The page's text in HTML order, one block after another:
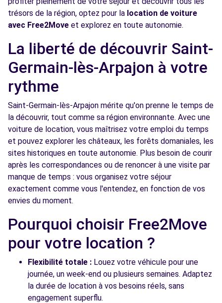
Voir l'agence
Free2move Rent - GARAGE DU CHATEAU -
SAINTE GENEVIEVE (O)
7.1
km
4 avenue du Bout du Plessis - ZAC de la Croix Blanche
SAINTE GENEVIEVE DES BOIS, FR-91, 91700
Voir l'agence
Free2Move Rent - GARAGE 2000 - STE-
GENEVIEVE-DES-BOIS (C)
7.1
km
4 RUE DE ROSIERES
STE-GENEVIEVE-DES-BOIS, 91700
Voir l'agence
Free2move Rent - GARAGE DU CHATEAU -
SAINTE-GENEVIEVE-DES-BOIS
7.3
SAINTE-GENEVIEVE-DES-BOIS, 91700
Voir l'agence
trésors de la région, optez pour la location de voiture
avec Free2Move et explorez en toute autonomie.
La liberté de découvrir Saint-
Germain-lès-Arpajon à votre
rythme
Saint-Germain-lès-Arpajon mérite qu'on prenne le temps de
la découvrir, tout comme sa région environnante. Avec une
voiture de location, vous maîtrisez votre emploi du temps
et pouvez explorer les châteaux, les forêts domaniales, les
sites historiques en toute autonomie. Plus besoin de courir
après les correspondances ou de renoncer à une visite par
manque de temps : vous organisez votre séjour
exactement comme vous l'entendez, en fonction de vos
envies du moment.
Pourquoi choisir Free2Move
pour votre location ?
Flexibilité totale : Louez votre véhicule pour une
journée, un week-end ou plusieurs semaines. Adaptez
la durée de location à vos besoins réels, sans
engagement superflu.